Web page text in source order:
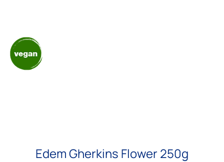
Edem Gherkins Flower 250g